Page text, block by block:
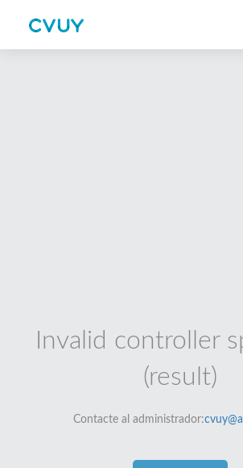
Invalid controller
(result)
Contacte al administrador: